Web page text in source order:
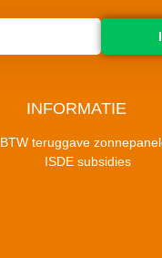
INFORMATIE
BTW teruggave
ISDE subsidies